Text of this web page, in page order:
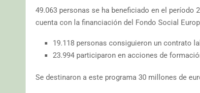
49.063 personas se ha beneficiado en el período
cuenta con la financiación del Fondo Social
19.118 personas consiguieron un contrato
23.994 participaron en acciones de
Se destinaron a este programa 30 millones de